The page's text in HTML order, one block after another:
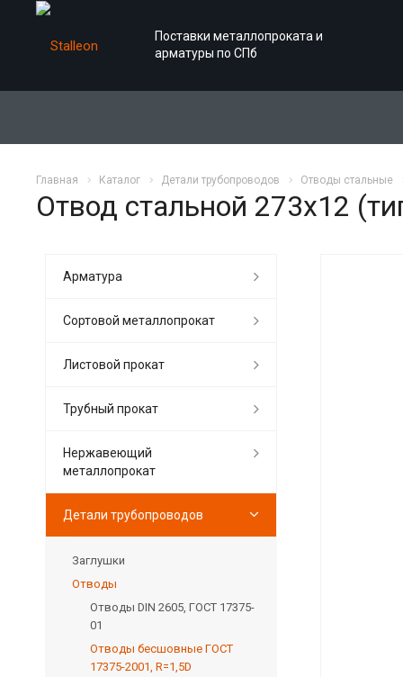
Поставки металлопроката и
арматуры по СПб
Главная Каталог Детали трубопроводов Отводы стальные
Отвод стальной 273х12
Арматура
Сортовой металлопрокат
Листовой прокат
Трубный прокат
Нержавеющий
металлопрокат
Детали трубопроводов
Заглушки
Отводы
Отводы DIN 2605, ГОСТ 17375-
01
Отводы бесшовные ГОСТ
17375-2001, R=1,5D